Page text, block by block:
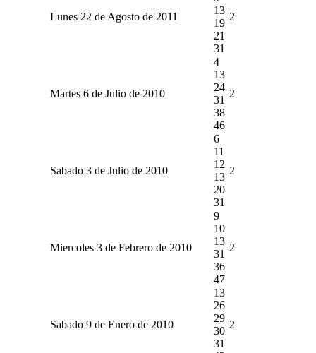
Lunes 22 de Agosto de 2011
13
19
21
31
2
Martes 6 de Julio de 2010
4
13
24
31
38
46
2
Sabado 3 de Julio de 2010
6
11
12
13
20
31
2
Miercoles 3 de Febrero de 2010
9
10
13
31
36
47
2
Sabado 9 de Enero de 2010
13
26
29
30
31
2